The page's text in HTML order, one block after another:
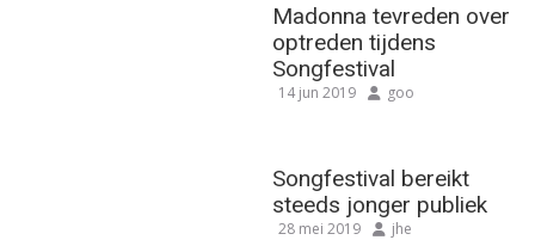
Madonna tevreden over
optreden tijdens
Songfestival
14 jun 2019 goo
Songfestival bereikt
steeds jonger publiek
28 mei 2019 jhe